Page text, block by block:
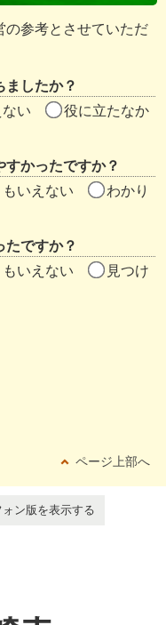
の参考とさせていただ
ましたか？
い
役に立たなか
かったですか？
いえない
わかり
たですか？
いえない
見つけ
ページ上部へ
ォン版を表示する